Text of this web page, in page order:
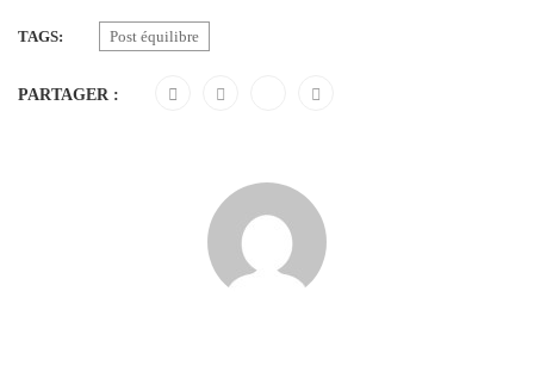
TAGS: Post équilibre
PARTAGER :